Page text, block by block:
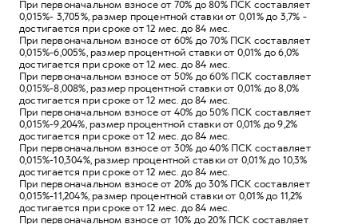
При первоначальном взносе от 70% до 80% ПСК составляет
0,015%- 3,705%, размер процентной ставки от 0,01% до 3,7% -
достигается при сроке от 12 мес. до 84 мес.
При первоначальном взносе от 60% до 70% ПСК составляет
0,015%-6,005%, размер процентной ставки от 0,01% до 6,0%
достигается при сроке от 12 мес. до 84 мес.
При первоначальном взносе от 50% до 60% ПСК составляет
0,015%-8,008%, размер процентной ставки от 0,01% до 8,0%
достигается при сроке от 12 мес. до 84 мес.
При первоначальном взносе от 40% до 50% ПСК составляет
0,015%-9,204%, размер процентной ставки от 0,01% до 9,2%
достигается при сроке от 12 мес. до 84 мес.
При первоначальном взносе от 30% до 40% ПСК составляет
0,015%-10,304%, размер процентной ставки от 0,01% до 10,3%
достигается при сроке от 12 мес. до 84 мес.
При первоначальном взносе от 20% до 30% ПСК составляет
0,015%-11,204%, размер процентной ставки от 0,01% до 11,2%
достигается при сроке от 12 мес. до 84 мес.
При первоначальном взносе от 10% до 20% ПСК составляет